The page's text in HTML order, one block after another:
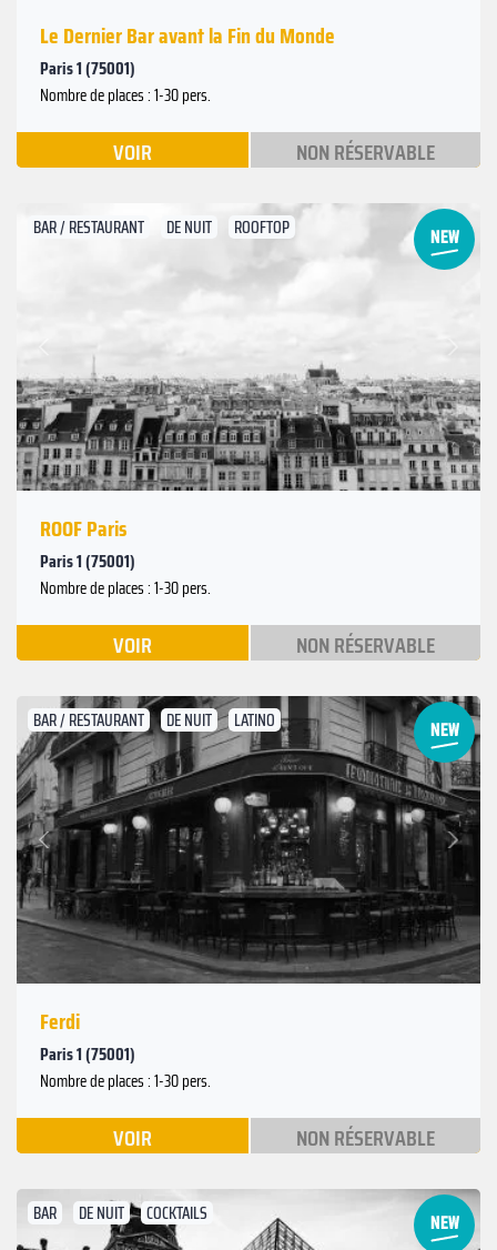
Le Dernier Bar avant la Fin du Monde
Paris 1 (75001)
Nombre de places : 1-30 pers.
VOIR NON RÉSERVABLE
BAR / RESTAURANT DE NUIT ROOFTOP
Précédent
ROOF Paris
Paris 1 (75001)
Nombre de places : 1-30 pers.
VOIR NON RÉSERVABLE
BAR / RESTAURANT DE NUIT LATINO
Précédent
Suivant
Ferdi
Paris 1 (75001)
Nombre de places : 1-30 pers.
VOIR NON RÉSERVABLE
BAR DE NUIT COCKTAILS